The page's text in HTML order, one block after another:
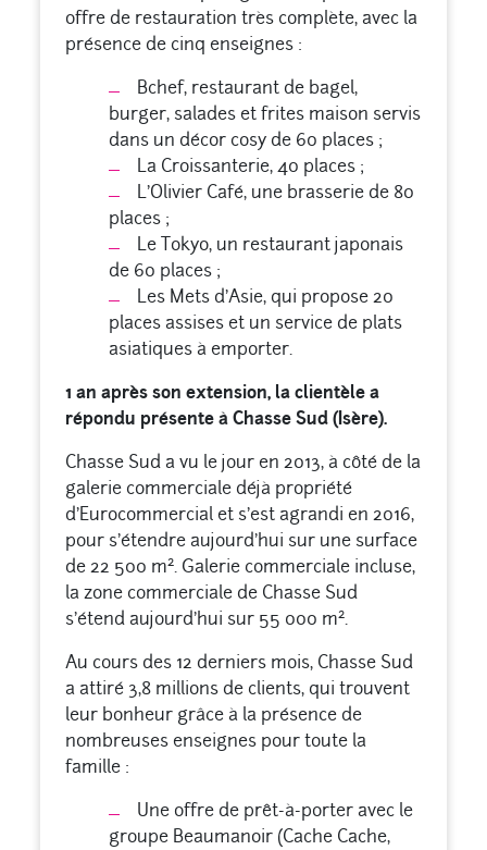
offre de restauration très complète, avec la
présence de cinq enseignes :
Bchef, restaurant de bagel,
burger, salades et frites maison servis
dans un décor cosy de 60 places ;
La Croissanterie, 40 places ;
L’Olivier Café, une brasserie de 80
places ;
Le Tokyo, un restaurant japonais
de 60 places ;
Les Mets d’Asie, qui propose 20
places assises et un service de plats
asiatiques à emporter.
1 an après son extension, la clientèle a
répondu présente à Chasse Sud (Isère).
Chasse Sud a vu le jour en 2013, à côté de la
galerie commerciale déjà propriété
d’Eurocommercial et s’est agrandi en 2016,
pour s’étendre aujourd’hui sur une surface
de 22 500 m2. Galerie commerciale incluse,
la zone commerciale de Chasse Sud
s’étend aujourd’hui sur 55 000 m2.
Au cours des 12 derniers mois, Chasse Sud
a attiré 3,8 millions de clients, qui trouvent
leur bonheur grâce à la présence de
nombreuses enseignes pour toute la
famille :
Une offre de prêt-à-porter avec le
groupe Beaumanoir (Cache Cache,